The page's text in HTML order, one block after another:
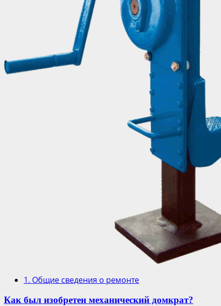
1. Общие сведения о ремонте
Как был изобретен механический домкрат?